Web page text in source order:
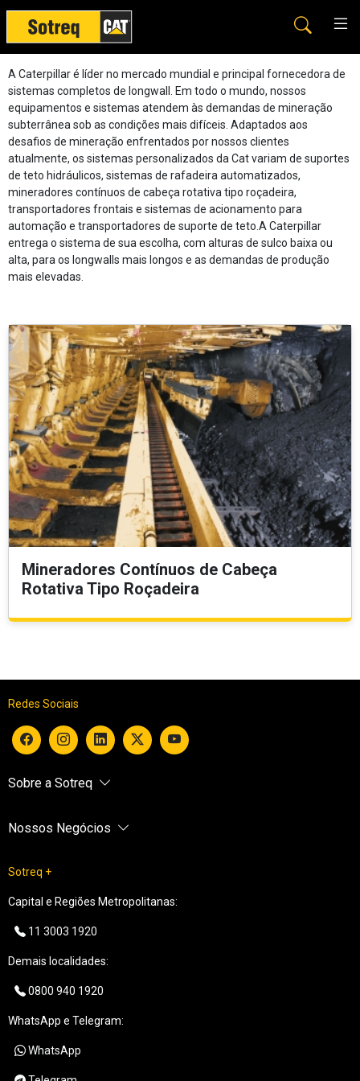
Subterrâneo - Longwall
A Caterpillar é líder no mercado mundial e principal fornecedora de
sistemas completos de longwall. Em todo o mundo, nossos
equipamentos e sistemas atendem às demandas de mineração
subterrânea sob as condições mais difíceis. Adaptados aos
desafios de mineração enfrentados por nossos clientes
atualmente, os sistemas personalizados da Cat variam de suportes
de teto hidráulicos, sistemas de rafadeira automatizados,
mineradores contínuos de cabeça rotativa tipo roçadeira,
transportadores frontais e sistemas de acionamento para
automação e transportadores de suporte de teto.A Caterpillar
entrega o sistema de sua escolha, com alturas de sulco baixa ou
alta, para os longwalls mais longos e as demandas de produção
mais elevadas.
Mineradores Contínuos de Cabeça
Rotativa Tipo Roçadeira
Redes Sociais
Sobre a Sotreq
Nossos Negócios
Sotreq +
Capital e Regiões Metropolitanas:
11 3003 1920
Demais localidades:
0800 940 1920
WhatsApp e Telegram:
WhatsApp